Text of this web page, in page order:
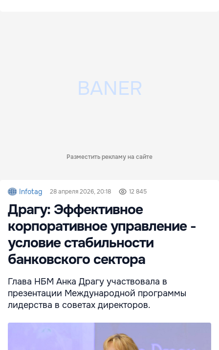
Разместить рекламу на сайте
Infotag 28 апреля 2026, 20:18 12 845
Драгу: Эффективное
корпоративное управление -
условие стабильности
банковского сектора
Глава НБМ Анка Драгу участвовала в
презентации Международной программы
лидерства в советах директоров.